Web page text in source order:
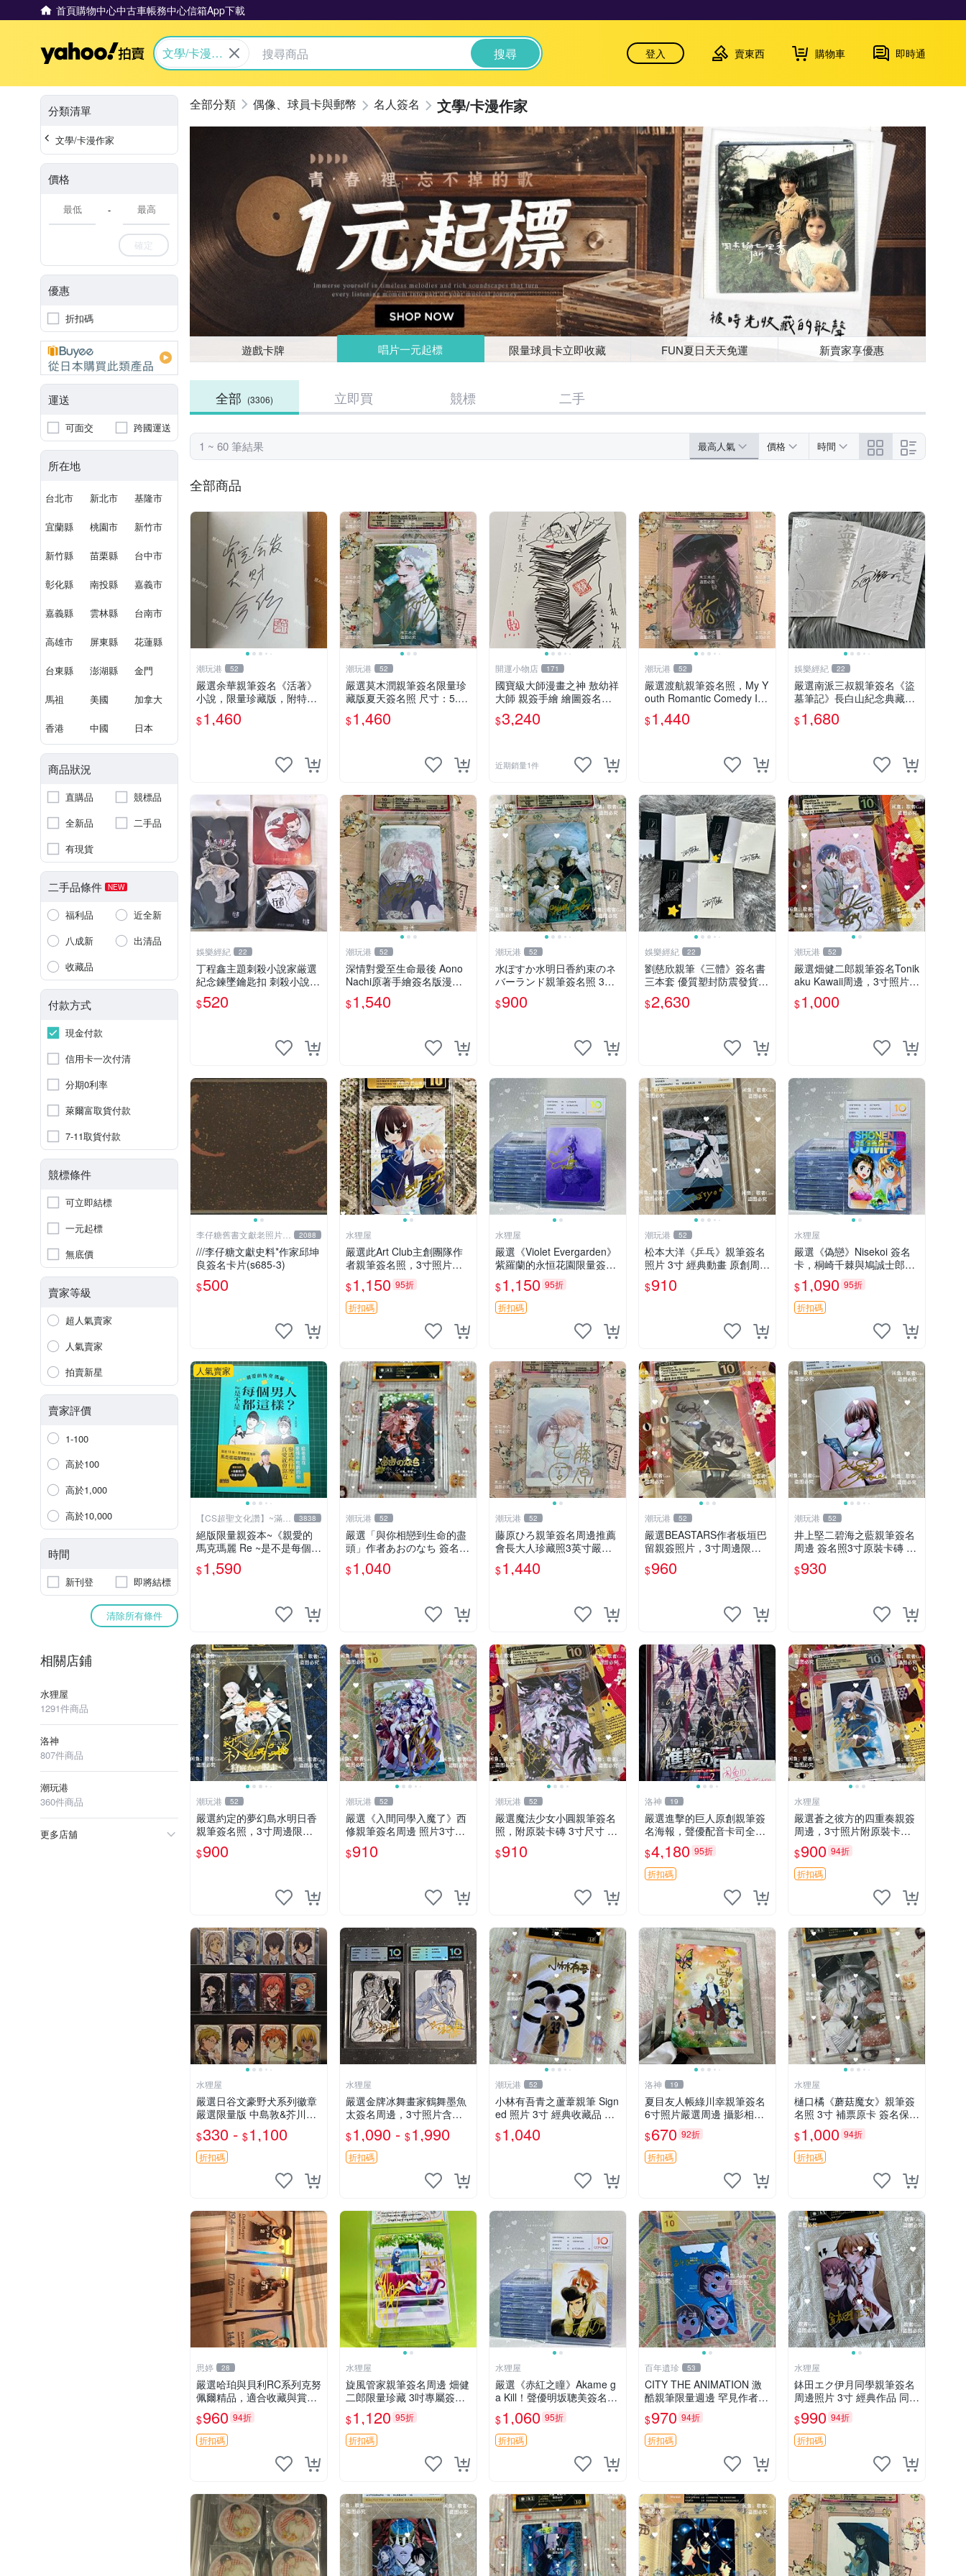
首頁購物中心中古車帳務中心信箱App下載
Yahoo拍賣
文學/卡漫作
搜尋 登入 賣東西 購物車 即時通
分類清單
文學/卡漫作家
價格
-
確定
優惠
折扣碼
運送
可面交 跨國運送
所在地
台北市 新北市 基隆市
宜蘭縣 桃園市 新竹市
新竹縣 苗栗縣 台中市
彰化縣 南投縣 嘉義市
嘉義縣 雲林縣 台南市
高雄市 屏東縣 花蓮縣
台東縣 澎湖縣 金門
馬祖 美國 加拿大
香港 中國 日本
商品狀況
直購品
競標品
全新品
二手品
有現貨
二手品條件 NEW
福利品
近全新
八成新
出清品
收藏品
付款方式
現金付款
信用卡一次付清
分期0利率
萊爾富取貨付款
7-11取貨付款
競標條件
可立即結標
一元起標
無底價
賣家等級
超人氣賣家
人氣賣家
拍賣新星
賣家評價
1-100
高於100
高於1,000
高於10,000
時間
新刊登 即將結標
清除所有條件
相關店鋪
水狸屋
1291件商品
洛神
807件商品
潮玩港
360件商品
更多店舖
偶像、球員卡與郵幣 名人簽名 文學/卡漫作家
遊戲卡牌 唱片一元起標 限量球員卡立即收藏 FUN夏日天天免運 新賣家享優惠
全部 (3306) 立即買 競標 二手
1 ~ 60 筆結果 最高人氣 價格 時間
全部商品
潮玩港 52
嚴選余華親筆簽名《活著》
小說，限量珍藏版，附特有
印章。 活著 小說 簽名書
$1,460
潮玩港 52
嚴選莫木潤親筆簽名限量珍
藏版夏天簽名照 尺寸：5.5×
8.4公分 附原裝相框 推薦收
藏家必備 《光死去的夏天》
$1,460
開運小物店 171
國寶級大師漫畫之神 敖幼祥
大師 親簽手繪 繪圖簽名書
機會難得敖大師一輩子繪圖
創作多年有一句老師最金典
$3,240
近期銷量1件
潮玩港 52
嚴選渡航親筆簽名照，My Y
outh Romantic Comedy Is
Wrong限量收藏版 青春戀愛
物語 原創 漫畫周邊
$1,440
娛樂經紀 22
嚴選南派三叔親筆簽名《盜
墓筆記》長白山紀念典藏禮
盒，限量收藏必備 原著小說
定價 特別款
$1,680
娛樂經紀 22
丁程鑫主題刺殺小說家厳選
紀念鍊墜鑰匙扣 刺殺小說家
丁程鑫 鍊墜
$520
潮玩港 52
深情對愛至生命最後 Aono
Nachi原著手繪簽名版漫畫
親筆簽名限定收藏 命終不渝
之戀情 漫畫珍藏品
$1,540
潮玩港 52
水ぽすか水明日香約束のネ
バーランド親筆簽名照 3寸
周邊照片 面簽正品 簽名照
周邊
$900
娛樂經紀 22
劉慈欣親筆《三體》簽名書
三本套 優質塑封防震發貨
正版收藏推薦 三體 經典 科
幻小說
$2,630
潮玩港 52
嚴選畑健二郎親筆簽名Tonik
aku Kawaii周邊，3寸照片含
原裝卡匣。收藏家直供，保
真可靠。 Tonikaku Kawaii
$1,000
李仔糖舊書文獻老照片名
人收藏館
2088
///李仔糖文獻史料*作家邱坤
良簽名卡片(s685-3)
$500
水狸屋
嚴選此Art Club主創團隊作
者親筆簽名照，3寸照片附
原裝卡磚。收藏級面簽照，
適合藝術愛好者收藏與展
示。 3寸 簽名 照片
$1,150 95折
折扣碼
水狸屋
嚴選《Violet Evergarden》
紫羅蘭的永恒花園限量簽名
卡，3寸帶原裝卡磚 日本中
古收藏推薦 薇爾莉特 曜佳
奈 筆記本
$1,150 95折
折扣碼
潮玩港 52
松本大洋《乒乓》親筆簽名
照片 3寸 經典動畫 原創周邊
經典動漫 周邊收藏 照片卡
磚
$910
水狸屋
嚴選《偽戀》Nisekoi 簽名
卡，桐崎千棘與鳩誠士郎精
美周邊，3寸日版中古帶原
裝卡磚，國內直郵 偽戀 Nis
ekoi 簽名卡 桐崎千棘
$1,090 95折
折扣碼
人氣賣家
【CS超聖文化讚】~滿千
元送運
3838
絕版限量親簽本~《親愛的
馬克瑪麗 Re ~是不是每個男
人都這樣？（附贈快速通關
信封）》附書腰 歐馬克 吳
$1,590
潮玩港 52
嚴選「與你相戀到生命的盡
頭」作者あおのなち 簽名照
片 3寸原裝卡磚 親筆簽名照
收藏佳品 周邊限定 照片拍
$1,040
潮玩港 52
藤原ひろ親筆簽名周邊推薦
會長大人珍藏照3英寸嚴選
女仆紀念品 面簽收藏 會長
大人 簽名照 女仆照 面簽收
$1,440
潮玩港 52
嚴選BEASTARS作者板垣巴
留親簽照片，3寸周邊限量
收藏 BEASTARS 作者 經典
細節收藏
$960
潮玩港 52
井上堅二碧海之藍親筆簽名
周邊 簽名照3寸原裝卡磚 親
筆、收藏、簽名照
$930
潮玩港 52
嚴選約定的夢幻島水明日香
親筆簽名照，3寸周邊限量
珍藏 紙質佳 附卡磚 約定的
夢幻島 筆記本 名人照
$900
潮玩港 52
嚴選《入間同學入魔了》西
修親筆簽名周邊 照片3寸全
新含卡磚 收藏推薦 鏡像照
片 周邊收藏
$910
潮玩港 52
嚴選魔法少女小圓親筆簽名
照，附原裝卡磚 3寸尺寸 親
簽紀念品 小圓周邊 畫集 監
督親筆
$910
洛神 19
嚴選進擊的巨人原創親筆簽
名海報，聲優配音卡司全集
收藏推薦 艾倫、三笠、阿
明、埃爾文巨細靡遺肖像照
$4,180 95折
折扣碼
水狸屋
嚴選蒼之彼方的四重奏親簽
周邊，3寸照片附原裝卡磚
親簽照 收藏級 影印品 杜蕾
斯相紙質地 限量版 Aokana
Four Rhythm 藍光紀念照
簽名
$900 94折
折扣碼
水狸屋
嚴選日谷文豪野犬系列徽章
嚴選限量版 中島敦&芥川龍
之介&太宰治&中原中也&國
木田獨步&江戶川亂步&谷崎
潤一郎&宮澤賢治官方正品
標芥川中島太宰原
$330 - $1,100
折扣碼
水狸屋
嚴選金牌冰舞畫家鶴舞墨魚
太簽名周邊，3寸照片含原
裝卡磚。收藏自用，面簽確
保證實。 冰舞 簽名 周邊
$1,090 - $1,990
折扣碼
潮玩港 52
小林有吾青之蘆葦親筆 Sign
ed 照片 3寸 經典收藏品 青
之蘆葦限量版 周邊 相框裝
裱 青之蘆葦 簽名照 小林有
$1,040
洛神 19
夏目友人帳綠川幸親筆簽名
6寸照片嚴選周邊 攝影相框
網路認證 夏目友人帳收藏
簽名照 6寸
$670 92折
折扣碼
水狸屋
樋口橘《蘑菇魔女》親筆簽
名照 3寸 補票原卡 簽名保真
收藏推薦 蘑菇魔女 樋口橘
照片
$1,000 94折
折扣碼
思婷 28
嚴選哈珀與貝利RC系列克努
佩爾精品，適合收藏與賞玩
RC 玩具 陶瓷
$960 94折
折扣碼
水狸屋
旋風管家親筆簽名周邊 畑健
二郎限量珍藏 3吋專屬簽名
照 日本正版中古 正規卡磚
附送 旋風管家 畑健二郎 簽
名照
$1,120 95折
折扣碼
水狸屋
嚴選《赤紅之瞳》Akame g
a Kill！聲優明坂聰美簽名周
邊，3寸帶原裝卡磚 日版中
古 赤紅之瞳 Akame ga Kill
明坂聰美 簽名
$1,060 95折
折扣碼
百年遺珍 53
CITY THE ANIMATION 激
酷親筆限量週邊 罕見作者簽
名收藏 現代潮流擺飾 9x9c
m 專家推薦 國際珍藏款 周
邊 照片周邊 尺寸 收藏品
$970 94折
折扣碼
水狸屋
鉢田エク伊月同學親筆簽名
周邊照片 3寸 經典作品 同人
照
$990 94折
折扣碼